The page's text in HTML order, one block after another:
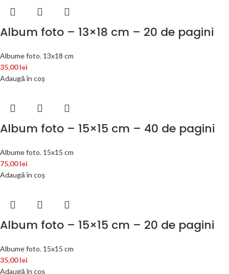
Album foto – 13×18 cm – 20 de pagini
Albume foto, 13x18 cm
35,00lei
Adaugă în coș
Album foto – 15×15 cm – 40 de pagini
Albume foto, 15x15 cm
75,00lei
Adaugă în coș
Album foto – 15×15 cm – 20 de pagini
Albume foto, 15x15 cm
35,00lei
Adaugă în coș